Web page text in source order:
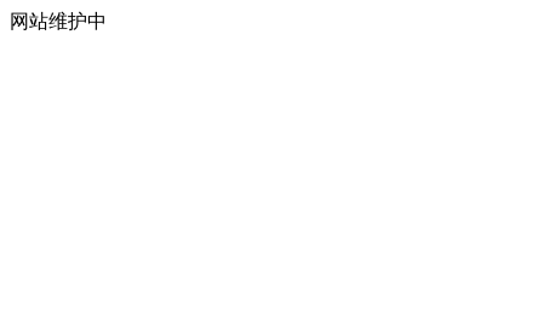
网站维护中